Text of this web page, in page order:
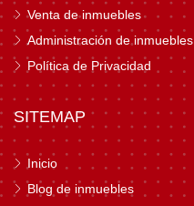
Venta de inmuebles
Administración de inmuebles
Política de Privacidad
SITEMAP
Inicio
Blog de inmuebles